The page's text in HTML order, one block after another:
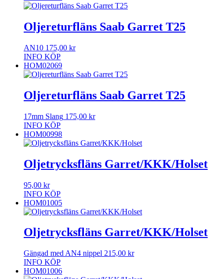
Oljereturfläns Saab Garret T25
AN10 175,00 kr
INFO KÖP
HOM02069
Oljereturfläns Saab Garret T25
17mm Slang 175,00 kr
INFO KÖP
HOM00998
Oljetrycksfläns Garret/KKK/Holset
95,00 kr
INFO KÖP
HOM01005
Oljetrycksfläns Garret/KKK/Holset
Gängad med AN4 nippel 215,00 kr
INFO KÖP
HOM01006